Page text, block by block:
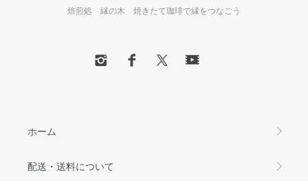
焙煎処 縁の木 焼きたて珈琲で縁をつなごう
ホーム
配送・送料について